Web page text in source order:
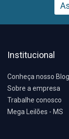
Institucional
Conheça nosso Blog
Sobre a empresa
Trabalhe conosco
Mega Leilões - MS